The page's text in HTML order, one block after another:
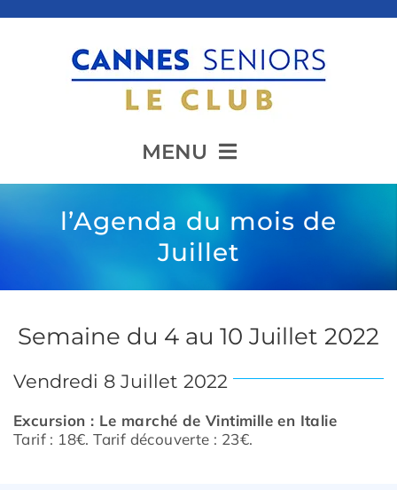
MENU
Accueil
Présentation
Prévention
l’Agenda du mois de
Juillet
Semaine du 4 au 10 Juillet 2022
Vendredi 8 Juillet 2022
Excursion : Le marché de Vintimille en Italie
Tarif : 18€. Tarif découverte : 23€.